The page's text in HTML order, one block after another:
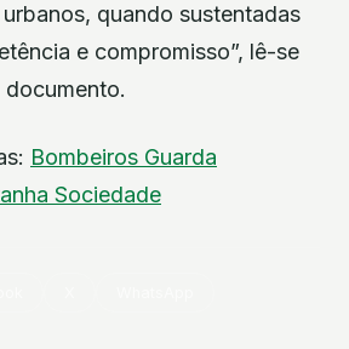
quando sustentadas
e compromisso”, lê-se
documento.
Bombeiros Guarda
Sociedade